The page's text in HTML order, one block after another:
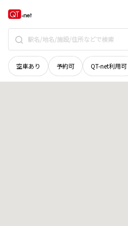
空車あり 予約可 QT-net利用可
長野県